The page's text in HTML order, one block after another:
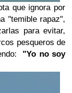
que ignora por
"temible rapaz",
para evitar,
pesqueros de
"Yo no soy